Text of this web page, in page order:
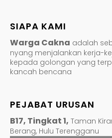
SIAPA KAMI
Warga Cakna adalah
nyang menjalankan kerja-
kepada golongan yang
kancah bencana
PEJABAT URUSAN
B17, Tingkat 1, Taman
Berang, Hulu Terengganu